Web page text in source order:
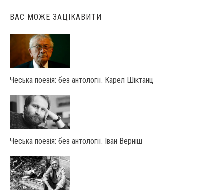
ВАС МОЖЕ ЗАЦІКАВИТИ
Чеська поезія: без антології. Карел Шіктанц
Чеська поезія: без антології. Іван Верніш